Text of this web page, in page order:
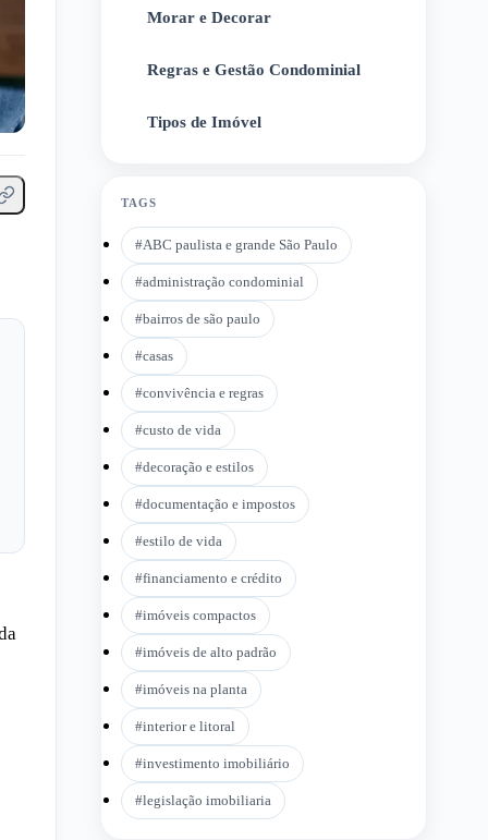
Morar e Decorar
Regras e Gestão Condominial
Tipos de Imóvel
TAGS
#ABC paulista e grande São Paulo
#administração condominial
#bairros de são paulo
#casas
#convivência e regras
#custo de vida
#decoração e estilos
#documentação e impostos
#estilo de vida
#financiamento e crédito
#imóveis compactos
#imóveis de alto padrão
#imóveis na planta
#interior e litoral
#investimento imobiliário
#legislação imobiliaria